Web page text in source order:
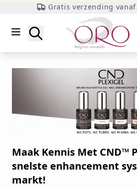
Gratis verzending
Zoeken
Maak Kennis Met CND™
snelste enhancement
markt!